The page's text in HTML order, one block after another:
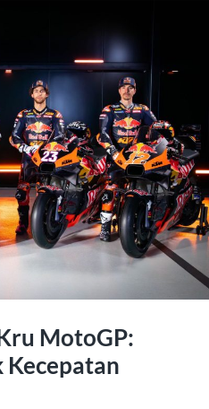
MotoGP:
Kecepatan